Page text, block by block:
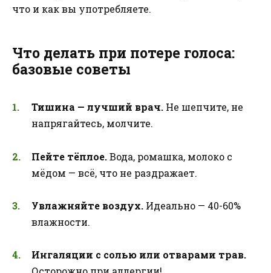
что и как вы употребляете.
Что делать при потере голоса:
базовые советы
Тишина — лучший врач. Не шепчите, не
напрягайтесь, молчите.
Пейте тёплое.Вода, ромашка, молоко с
мёдом — всё, что не раздражает.
Увлажняйте воздух. Идеально — 40-60%
влажности.
Ингаляции с солью или отварами трав.